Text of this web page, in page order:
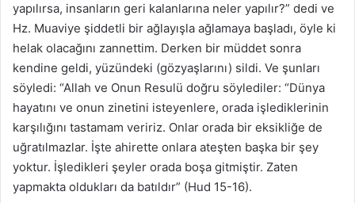
yapılırsa, insanların geri kalanlarına neler yapılır?” dedi ve
Hz. Muaviye şiddetli bir ağlayışla ağlamaya başladı, öyle ki
helak olacağını zannettim. Derken bir müddet sonra
kendine geldi, yüzündeki (gözyaşlarını) sildi. Ve şunları
söyledi: “Allah ve Onun Resulü doğru söylediler: “Dünya
hayatını ve onun zinetini isteyenlere, orada işlediklerinin
karşılığını tastamam veririz. Onlar orada bir eksikliğe de
uğratılmazlar. İşte ahirette onlara ateşten başka bir şey
yoktur. İşledikleri şeyler orada boşa gitmiştir. Zaten
yapmakta oldukları da batıldır” (Hud 15-16).